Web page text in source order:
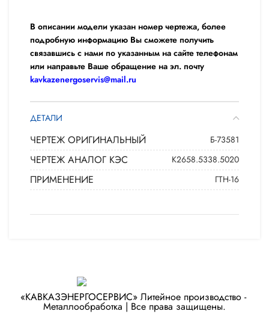
В описании модели указан номер чертежа, более
подробную информацию Вы сможете получить
связавшись с нами по указанным на сайте телефонам
или направьте Ваше обращение на эл. почту
kavkazenergoservis@mail.ru
ДЕТАЛИ
ЧЕРТЕЖ ОРИГИНАЛЬНЫЙ Б-73581
ЧЕРТЕЖ АНАЛОГ КЭС К2658.5338.5020
ПРИМЕНЕНИЕ ГТН-16
«КАВКАЗЭНЕРГОСЕРВИС» ​Литейное производство - ​
Металлообработка | Все права защищены.